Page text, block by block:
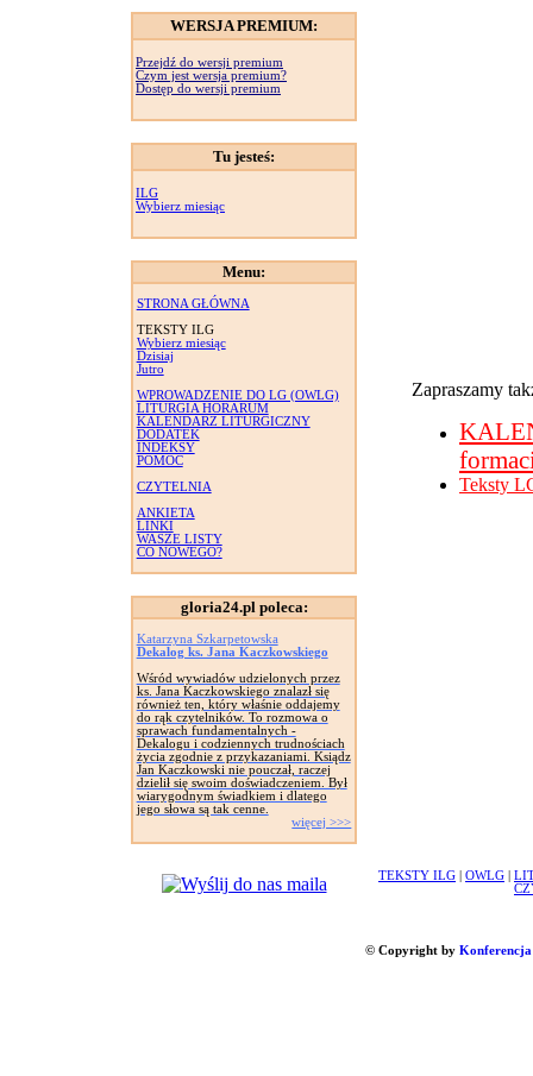
WERSJA PREMIUM:
Przejdź do wersji premium
Czym jest wersja premium?
Dostęp do wersji premium
Tu jesteś:
ILG
Wybierz miesiąc
Menu:
STRONA GŁÓWNA
TEKSTY ILG
Wybierz miesiąc
Dzisiaj
Jutro
WPROWADZENIE DO LG (OWLG)
LITURGIA HORARUM
KALENDARZ LITURGICZNY
DODATEK
INDEKSY
POMOC
CZYTELNIA
ANKIETA
LINKI
WASZE LISTY
CO NOWEGO?
gloria24.pl poleca:
Katarzyna Szkarpetowska
Dekalog ks. Jana Kaczkowskiego
Wśród wywiadów udzielonych przez
ks. Jana Kaczkowskiego znalazł się
również ten, który właśnie oddajemy
do rąk czytelników. To rozmowa o
sprawach fundamentalnych -
Dekalogu i codziennych trudnościach
życia zgodnie z przykazaniami. Ksiądz
Jan Kaczkowski nie pouczał, raczej
dzielił się swoim doświadczeniem. Był
wiarygodnym świadkiem i dlatego
jego słowa są tak cenne.
więcej >>>
Zapraszamy
Teksty
TEKSTY ILG OWLG
© Copyright by Konferencja